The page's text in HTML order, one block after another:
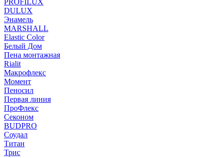
PROFILUX
DULUX
Энамель
MARSHALL
Elastic Color
Белый Дом
Пена монтажная
Rialit
Макрофлекс
Момент
Пеносил
Первая линия
ПроФлекс
Секоном
BUDPRO
Соудал
Титан
Трис